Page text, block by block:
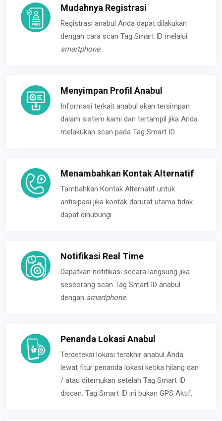
Mudahnya Registrasi
Registrasi anabul Anda dapat dilakukan
dengan cara scan Tag Smart ID melalui
smartphone.
Menyimpan Profil Anabul
Informasi terkait anabul akan tersimpan
dalam sistem kami dan tertampil jika Anda
melakukan scan pada Tag Smart ID.
Menambahkan Kontak Alternatif
Tambahkan Kontak Alternatif untuk
antisipasi jika kontak darurat utama tidak
dapat dihubungi.
Notifikasi Real Time
Dapatkan notifikasi secara langsung jika
seseorang scan Tag Smart ID anabul
dengan smartphone.
Penanda Lokasi Anabul
Terdeteksi lokasi terakhir anabul Anda
lewat fitur penanda lokasi ketika hilang dan
/ atau ditemukan setelah Tag Smart ID
discan. Tag Smart ID ini bukan GPS Aktif.